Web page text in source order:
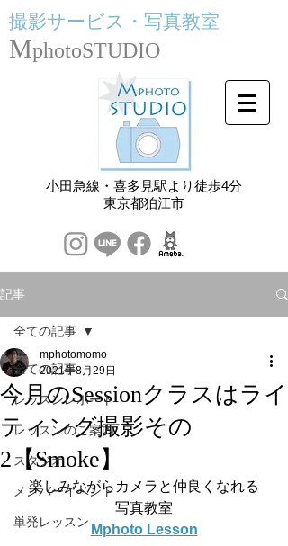
撮影サービス・ 写真教室
MphotoSTUDIO
小田急線・喜多見駅より徒歩4分
​東京都狛江市
記事
全ての記事
レッスンレポート
レッスンのご案内
スタジオ
メンバーイベント
単発レッスン
全ての記事
今月のSessionクラスはライ
ティング撮影その
2【Smoke】
mphotomomo
2021年8月29日
楽しみながらカメラと仲良くなれる
写真教室
Mphoto Lesson